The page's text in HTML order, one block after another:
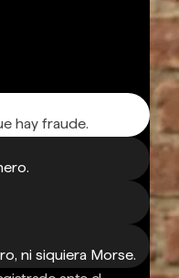
hay fraude.
ni siquiera Morse.